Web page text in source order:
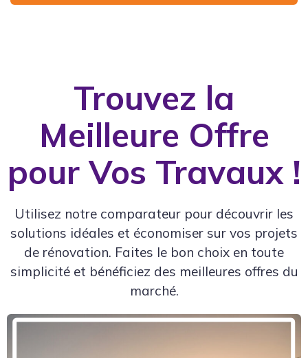
Trouvez la
Meilleure Offre
pour Vos Travaux !
Utilisez notre comparateur pour découvrir les
solutions idéales et économiser sur vos projets
de rénovation. Faites le bon choix en toute
simplicité et bénéficiez des meilleures offres du
marché.